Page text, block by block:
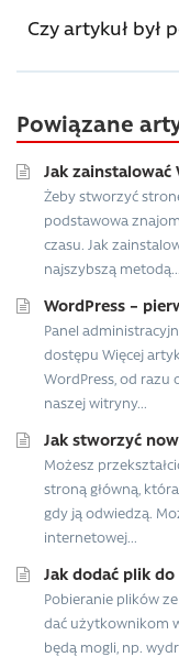
Czy artykuł był
Powiązane
Jak zainstalować
Żeby stworzyć
podstawowa
czasu. Jak
najszybszą metodą...
WordPress –
Panel
dostępu Więcej
WordPress, od
naszej witryny...
Jak stworzyć
Możesz
stroną główną,
gdy ją odwiedzą.
internetowej...
Jak dodać plik
Pobieranie plików
dać użytkownikom
będą mogli, np.